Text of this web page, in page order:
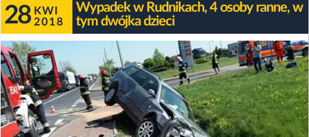
28 KWI
2018
Wypadek w Rudnikach, 4 osoby ranne, w
tym dwójka dzieci